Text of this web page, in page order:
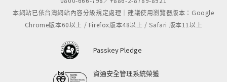
本網站已依台灣網站內容分級規定處理｜建議使用瀏覽器版本：Google
Chrome版本60以上 / Firefox版本48以上 / Safari 版本11以上
Passkey Pledge
資通安全管理系統榮獲